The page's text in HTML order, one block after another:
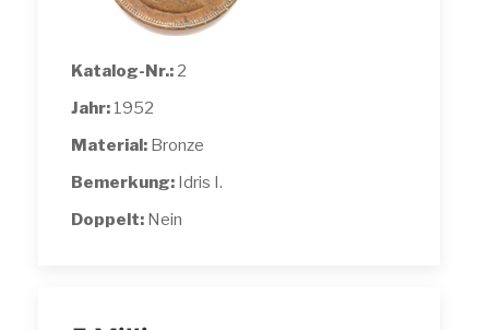
Katalog-Nr.: 2
Jahr: 1952
Material: Bronze
Bemerkung: Idris I.
Doppelt: Nein